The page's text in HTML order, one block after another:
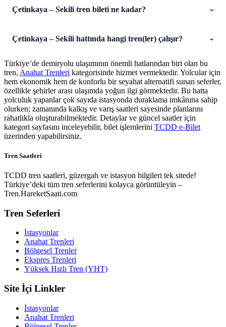
Çetinkaya – Sekili tren bileti ne kadar?
Çetinkaya – Sekili hattında hangi tren(ler) çalışır?
Türkiye’de demiryolu ulaşımının önemli hatlarından biri olan bu
tren, Anahat Trenleri kategorisinde hizmet vermektedir. Yolcular için
hem ekonomik hem de konforlu bir seyahat alternatifi sunan seferler,
özellikle şehirler arası ulaşımda yoğun ilgi görmektedir. Bu hatta
yolculuk yapanlar çok sayıda istasyonda duraklama imkânına sahip
olurken; zamanında kalkış ve varış saatleri sayesinde planlarını
rahatlıkla oluşturabilmektedir. Detaylar ve güncel saatler için
kategori sayfasını inceleyebilir, bilet işlemlerini TCDD e-Bilet
üzerinden yapabilirsiniz.
Tren Saatleri
TCDD tren saatleri, güzergah ve istasyon bilgileri tek sitede!
Türkiye’deki tüm tren seferlerini kolayca görüntüleyin –
Tren.HareketSaati.com
Tren Seferleri
İstasyonlar
Anahat Trenleri
Bölgesel Trenler
Ekspres Trenleri
Yüksek Hızlı Tren (YHT)
Site İçi Linkler
İstasyonlar
Anahat Trenleri